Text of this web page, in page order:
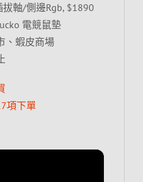
軸/側邊Rgb, $1890
電競鼠墊
、蝦皮商場
項下單